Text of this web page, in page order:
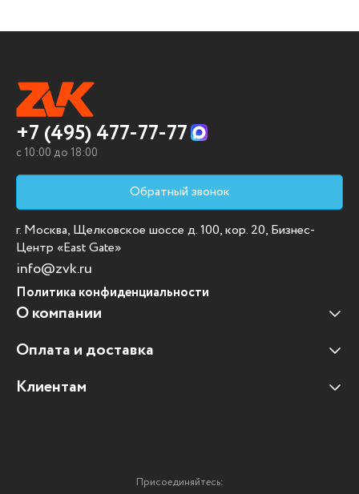
+7 (495) 477-77-77
c 10:00 до 18:00
Обратный звонок
г. Москва, Щелковское шоссе д. 100, кор. 20, Бизнес-
Центр «East Gate»
info@zvk.ru
Политика конфиденциальности
О компании
Наши клиенты
Отзывы клиентов
Оплата и доставка
Оплата и доставка
Клиентам
Мультимедийное оборудование
Присоединяйтесь: